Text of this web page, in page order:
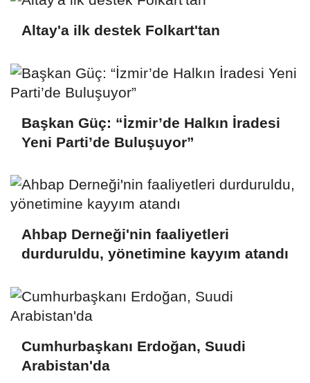
Altay'a ilk destek Folkart'tan
Başkan Güç: “İzmir’de Halkın İradesi
Yeni Parti’de Buluşuyor”
Ahbap Derneği'nin faaliyetleri
durduruldu, yönetimine kayyım atandı
Cumhurbaşkanı Erdoğan, Suudi
Arabistan'da